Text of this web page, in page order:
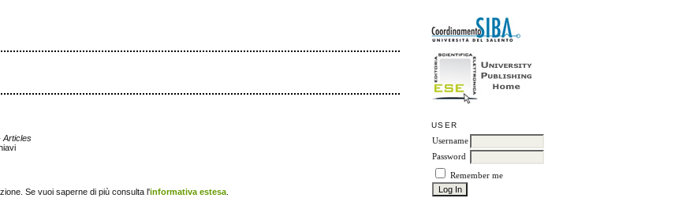
USER
Username
Password
Remember me
Articles
Se vuoi saperne di più consulta l'informativa estesa